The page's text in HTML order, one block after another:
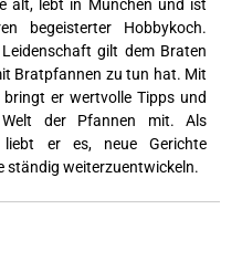
alt, lebt in München und ist
begeisterter Hobbykoch.
gilt dem Braten
Bratpfannen zu tun hat. Mit
er wertvolle Tipps und
der Pfannen mit. Als
liebt er es, neue Gerichte
ständig weiterzuentwickeln.